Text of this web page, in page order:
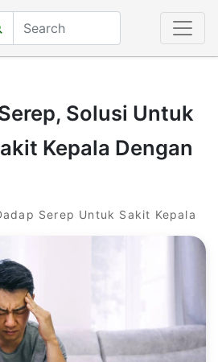
Solusi Untuk
Kepala Dengan
Serep Untuk Sakit Kepala